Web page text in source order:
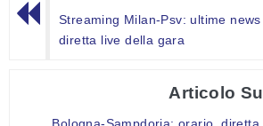
Streaming Milan-Psv: ultime
diretta live della gara
Articolo